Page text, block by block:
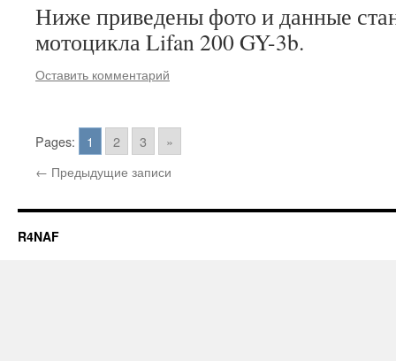
Ниже приведены фото и данные
мотоцикла Lifan 200 GY-3b.
Оставить комментарий
Pages: 1 2 3
»
← Предыдущие записи
R4NAF